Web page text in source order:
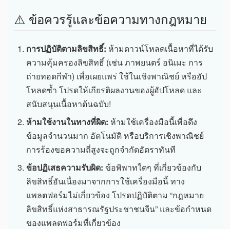
⚠️ ข้อควรรู้และข้อความทางกฎหมาย
การปฏิบัติตามลิขสิทธิ์: ห้ามดาวน์โหลดเนื้อหาที่ได้รับ
ความคุ้มครองลิขสิทธิ์ (เช่น ภาพยนตร์ อนิเมะ การ
ถ่ายทอดกีฬา) เพื่อเผยแพร่ ใช้ในเชิงพาณิชย์ หรืออัป
โหลดซ้ำ โปรดให้เกียรติผลงานของผู้อัปโหลด และ
สนับสนุนเนื้อหาต้นฉบับ!
ห้ามใช้งานในทางที่ผิด: ห้ามใช้เครื่องมือนี้เพื่อดึง
ข้อมูลจำนวนมาก อัตโนมัติ หรือบริการเชิงพาณิชย์
การร้องขอความถี่สูงจะถูกจำกัดอัตราทันที
ข้อปฏิเสธความรับผิด: ข้อพิพาทใดๆ ที่เกี่ยวข้องกับ
ลิขสิทธิ์อันเนื่องมาจากการใช้เครื่องมือนี้ ทาง
แพลตฟอร์มไม่เกี่ยวข้อง โปรดปฏิบัติตาม “กฎหมาย
ลิขสิทธิ์แห่งสาธารณรัฐประชาชนจีน” และข้อกำหนด
ของแพลตฟอร์มที่เกี่ยวข้อง